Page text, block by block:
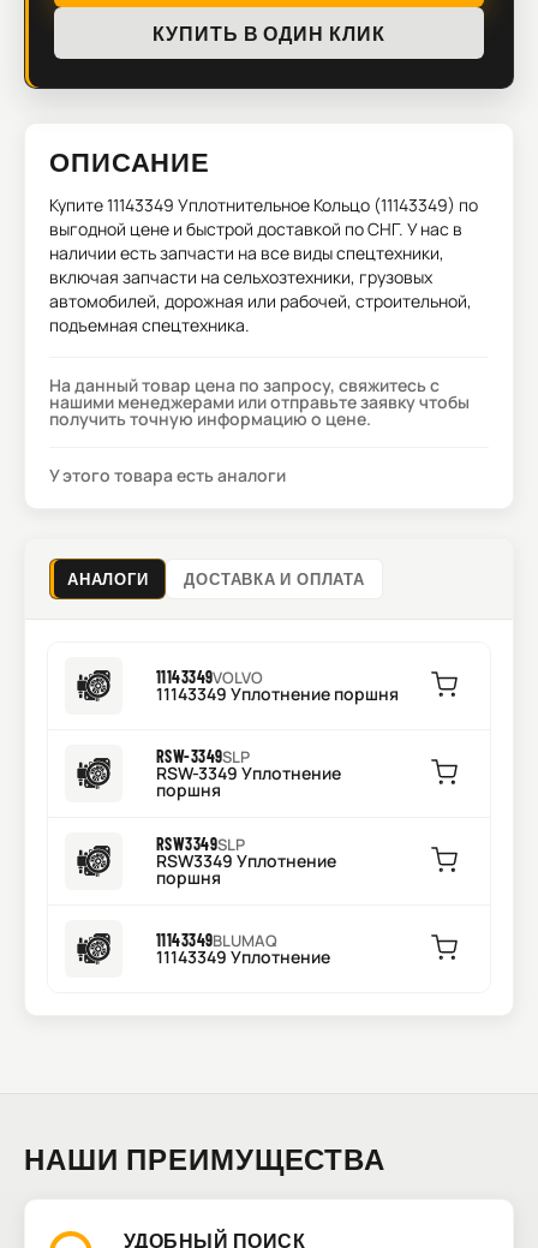
КУПИТЬ В ОДИН КЛИК
ОПИСАНИЕ
Купите11143349 Уплотнительное Кольцо (11143349) по
выгодной цене и быстрой доставкой по СНГ. У нас в
наличии есть запчасти на все виды спецтехники,
включая запчасти на сельхозтехники, грузовых
автомобилей, дорожная или рабочей, строительной,
подъемная спецтехника.
На данный товар цена по запросу, свяжитесь с
нашими менеджерами или отправьте заявку чтобы
получить точную информацию о цене.
У этого товара есть аналоги
АНАЛОГИ ДОСТАВКА И ОПЛАТА
11143349VOLVO
11143349 Уплотнение поршня
RSW-3349SLP
RSW-3349 Уплотнение
поршня
RSW3349SLP
RSW3349 Уплотнение
поршня
11143349BLUMAQ
11143349 Уплотнение
НАШИ ПРЕИМУЩЕСТВА
УДОБНЫЙ ПОИСК